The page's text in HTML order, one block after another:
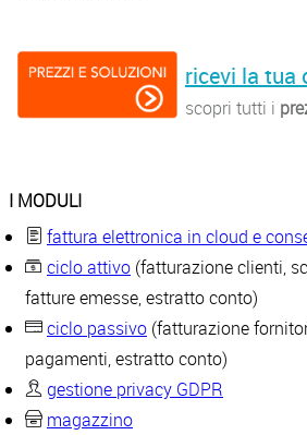
ricevi la tua
scopri tutti i
I MODULI
fattura elettronica in cloud e
ciclo attivo (fatturazione clienti,
fatture emesse, estratto conto)
ciclo passivo (fatturazione
pagamenti, estratto conto)
gestione privacy GDPR
magazzino